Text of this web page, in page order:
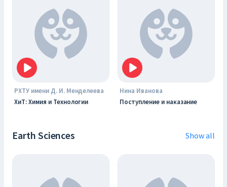
РХТУ имени Д. И. Менделеева
ХиТ: Химия и Технологии
Нина Иванова
Поступление и наказание
Earth Sciences Show all